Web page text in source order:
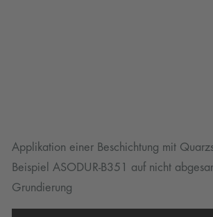
Applikation einer Beschichtung mit
Beispiel ASODUR-B351 auf nicht
Grundierung